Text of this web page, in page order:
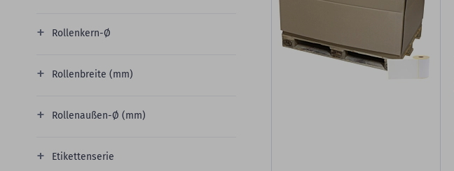
Rollenkern-Ø
Rollenbreite (mm)
Rollenaußen-Ø (mm)
Etikettenserie